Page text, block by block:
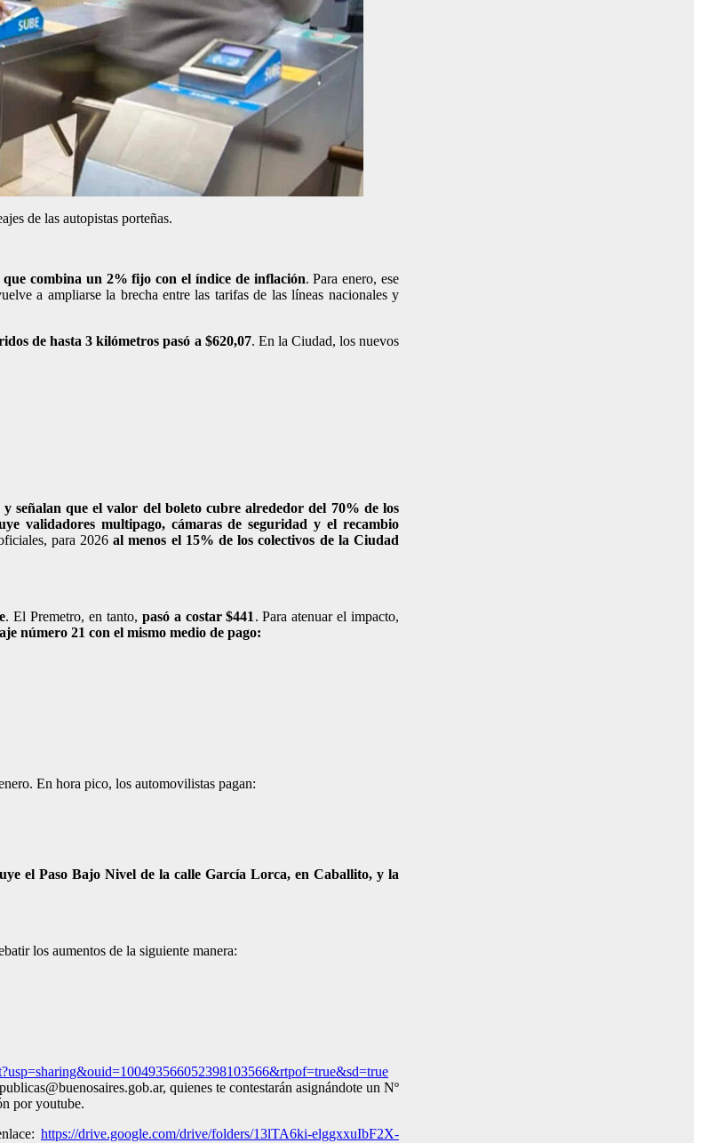
de las autopistas porteñas.
que combina un 2% fijo con el índice de inflación. Para enero, ese
a ampliarse la brecha entre las tarifas de las líneas nacionales y
de hasta 3 kilómetros pasó a $620,07. En la Ciudad, los nuevos
señalan que el valor del boleto cubre alrededor del 70% de los
validadores multipago, cámaras de seguridad y el recambio
para 2026al menos el 15% de los colectivos de la Ciudad
. El Premetro, en tanto, pasó a costar $441. Para atenuar el impacto,
número 21 con el mismo medio de pago:
En hora pico, los automovilistas pagan:
el Paso Bajo Nivel de la calle García Lorca, en Caballito, y la
los aumentos de la siguiente manera:
quienes te contestarán asignándote un Nº
por youtube.
https://drive.google.com/drive/folders/13lTA6ki-elggxxuIbF2X-